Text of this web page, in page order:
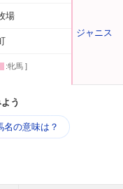
場
:牝馬 ]
ジャニス
う
名の意味は？